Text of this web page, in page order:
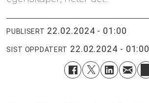
PUBLISERT 22.02.2024 - 01:00
SIST OPPDATERT 22.02.2024 - 01:00